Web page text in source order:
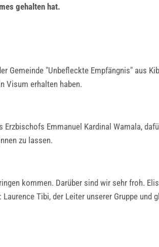
gehalten hat.
"Unbefleckte Empfängnis" aus
Visum erhalten haben.
Emmanuel Kardinal Wamala,
zu lassen.
kommen. Darüber sind wir sehr froh.
Tibi, der Leiter unserer Gruppe und